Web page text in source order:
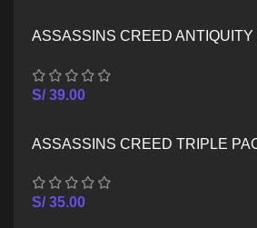
ASSASSINS CREED ANTIQUITY
S/39.00
ASSASSINS CREED TRIPLE
S/35.00